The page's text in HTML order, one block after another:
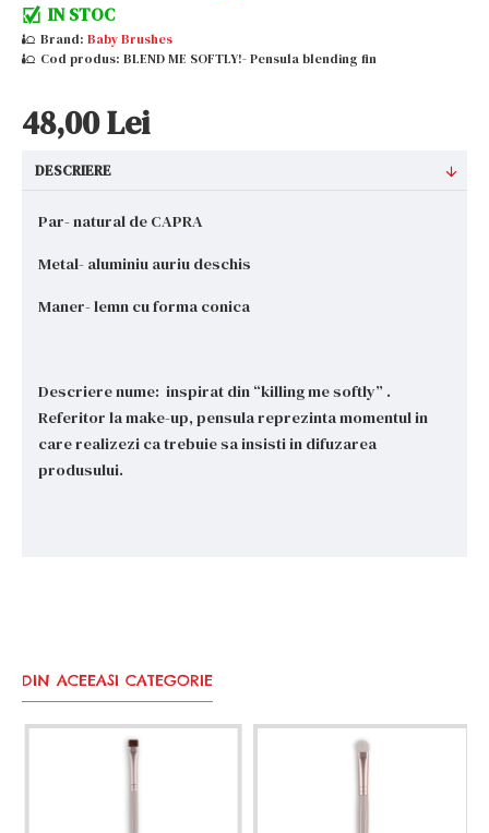
IN STOC
Brand: Baby Brushes
Cod produs: BLEND ME SOFTLY!- Pensula blending fin
48,00 Lei
DESCRIERE
Par- natural de CAPRA
Metal- aluminiu auriu deschis
Maner- lemn cu forma conica
Descriere nume: inspirat din “killing me softly” .
Referitor la make-up, pensula reprezinta momentul in
care realizezi ca trebuie sa insisti in difuzarea
produsului.
DIN ACEEASI CATEGORIE